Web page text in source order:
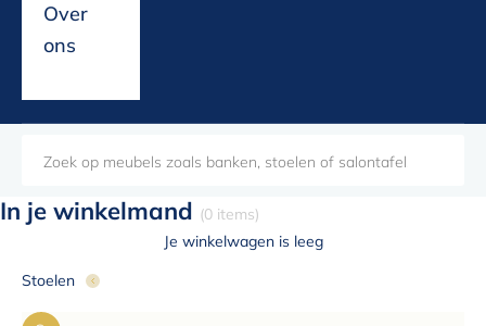
Over
ons
In je winkelmand (0 items)
Je winkelwagen is leeg
Stoelen